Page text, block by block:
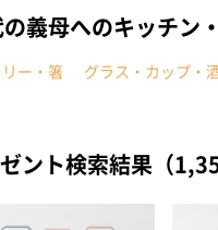
義母へのキッチン
ー・箸 グラス・カップ・
ント検索結果（